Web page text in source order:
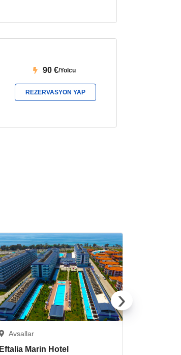
90€/Yolcu
REZERVASYON YAP
Avsallar
Eftalia Marin Hotel
›